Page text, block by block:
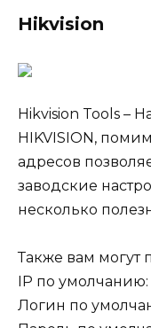
Hikvision
Hikvision Tools –
HIKVISION,
адресов
заводские
несколько
Также вам могут
IP по умолчанию:
Логин по